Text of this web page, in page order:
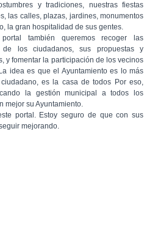
y tradiciones, nuestras fiestas
las calles, plazas, jardines, monumentos
la gran hospitalidad de sus gentes.
también queremos recoger las
de los ciudadanos, sus propuestas y
y fomentar la participación de los vecinos
idea es que el Ayuntamiento es lo más
es la casa de todos Por eso,
la gestión municipal a todos los
mejor su Ayuntamiento.
portal. Estoy seguro de que con sus
mejorando.